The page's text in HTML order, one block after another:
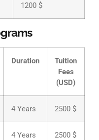
1200 $
Duration
Tuition
Fees
(USD)
4 Years 2500 $
4 Years 2500 $